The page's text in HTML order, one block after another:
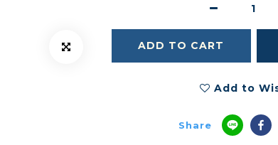
ADD TO CART
Add to
Share